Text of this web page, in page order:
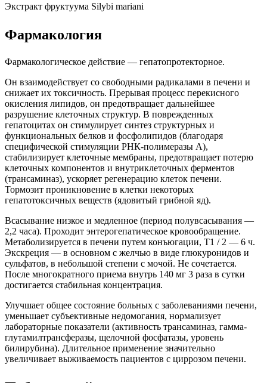
Экстракт фруктуума Silybi mariani
Фармакология
Фармакологическое действие — гепатопротекторное.
Он взаимодействует со свободными радикалами в печени и
снижает их токсичность. Прерывая процесс перекисного
окисления липидов, он предотвращает дальнейшее
разрушение клеточных структур. В поврежденных
гепатоцитах он стимулирует синтез структурных и
функциональных белков и фосфолипидов (благодаря
специфической стимуляции РНК-полимеразы А),
стабилизирует клеточные мембраны, предотвращает потерю
клеточных компонентов и внутриклеточных ферментов
(трансаминаз), ускоряет регенерацию клеток печени.
Тормозит проникновение в клетки некоторых
гепатотоксичных веществ (ядовитый грибной яд).
Всасывание низкое и медленное (период полувсасывания —
2,2 часа). Проходит энтерогепатическое кровообращение.
Метаболизируется в печени путем конъюгации, T1 / 2 — 6 ч.
Экскреция — в основном с желчью в виде глюкуронидов и
сульфатов, в небольшой степени с мочой. Не сочетается.
После многократного приема внутрь 140 мг 3 раза в сутки
достигается стабильная концентрация.
Улучшает общее состояние больных с заболеваниями печени,
уменьшает субъективные недомогания, нормализует
лабораторные показатели (активность трансаминаз, гамма-
глутамилтрансферазы, щелочной фосфатазы, уровень
билирубина). Длительное применение значительно
увеличивает выживаемость пациентов с циррозом печени.